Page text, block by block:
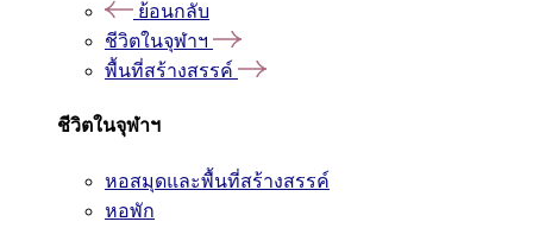
ย้อนกลับ
ชีวิตในจุฬาฯ
พื้นที่สร้างสรรค์
ชีวิตในจุฬาฯ
หอสมุดและพื้นที่สร้างสรรค์
หอพัก